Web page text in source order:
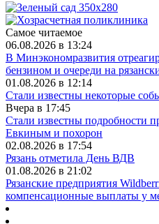
Самое читаемое
06.08.2026 в 13:24
В Минэкономразвития
бензином и очереди на
01.08.2026 в 12:14
Стали известны некоторые
Вчера в 17:45
Стали известны подробности
Евкиным и похорон
02.08.2026 в 17:54
Рязань отметила День ВДВ
01.08.2026 в 21:02
Рязанские предприятия
компенсационные выплаты у